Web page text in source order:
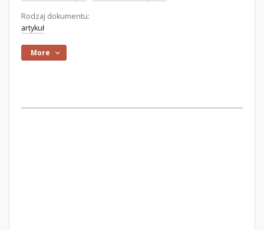
Rodzaj dokumentu:
artykuł
More